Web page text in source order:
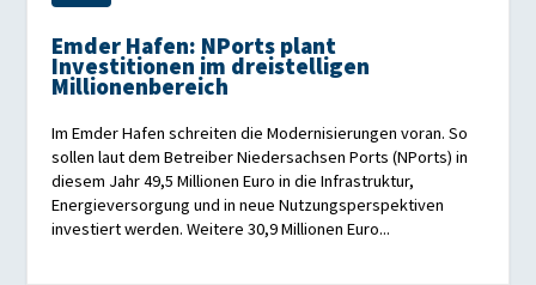
Emder Hafen: NPorts plant
Investitionen im dreistelligen
Millionenbereich
Im Emder Hafen schreiten die Modernisierungen voran. So
sollen laut dem Betreiber Niedersachsen Ports (NPorts) in
diesem Jahr 49,5 Millionen Euro in die Infrastruktur,
Energieversorgung und in neue Nutzungsperspektiven
investiert werden. Weitere 30,9 Millionen Euro...